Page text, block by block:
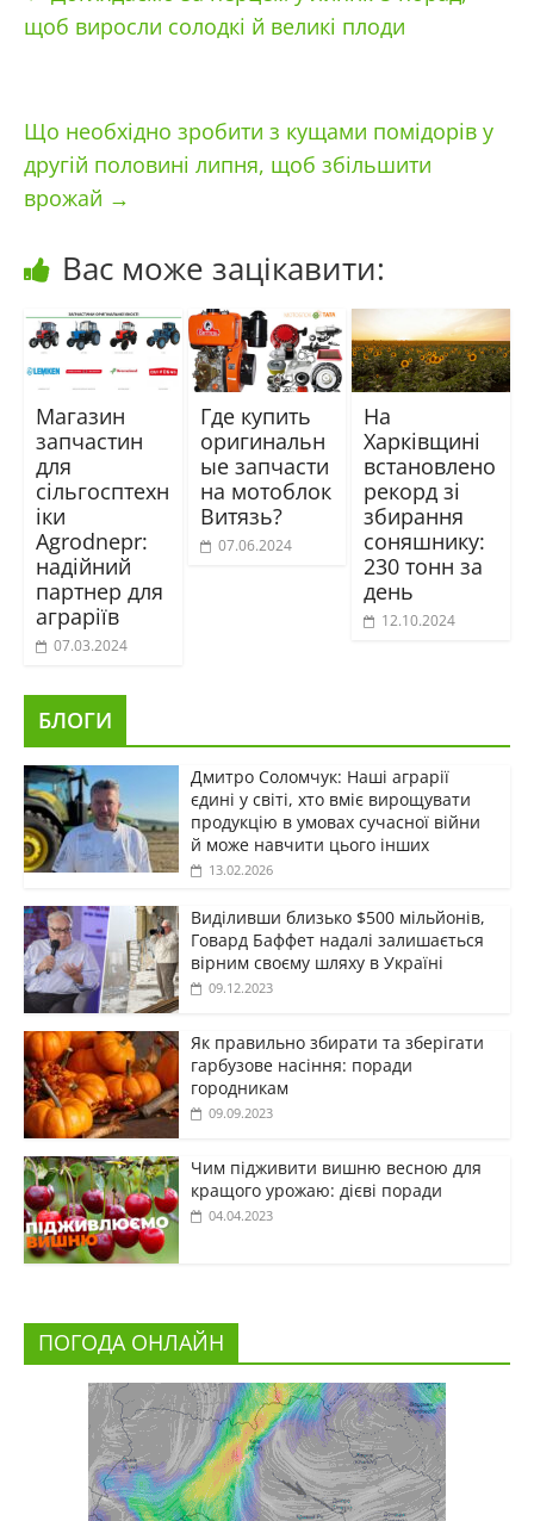
щоб виросли солодкі й великі плоди
Що необхідно зробити з кущами помідорів у
другій половині липня, щоб збільшити
врожай →
Вас може зацікавити:
Магазин
запчастин
для
сільгосптехн
іки
Agrodnepr:
надійний
партнер для
аграріїв
07.03.2024
Где купить
оригинальн
ые запчасти
на мотоблок
Витязь?
07.06.2024
На
Харківщині
встановлено
рекорд зі
збирання
соняшнику:
230 тонн за
день
12.10.2024
БЛОГИ
Дмитро Соломчук: Наші аграрії
єдині у світі, хто вміє вирощувати
продукцію в умовах сучасної війни
й може навчити цього інших
13.02.2026
Виділивши близько $500 мільйонів,
Говард Баффет надалі залишається
вірним своєму шляху в Україні
09.12.2023
Як правильно збирати та зберігати
гарбузове насіння: поради
городникам
09.09.2023
Чим підживити вишню весною для
кращого урожаю: дієві поради
04.04.2023
ПОГОДА ОНЛАЙН